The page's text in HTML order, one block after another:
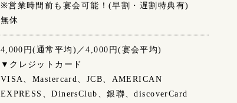
※営業時間前も宴会可能！(早割・遅割特典有)
無休
4,000円(通常平均)／4,000円(宴会平均)
▼クレジットカード
VISA、Mastercard、JCB、AMERICAN
EXPRESS、DinersClub、銀聯、discoverCard